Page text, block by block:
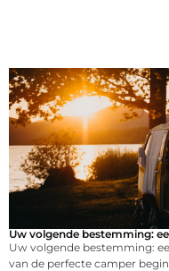
Uw volgende bestemming:
Uw volgende bestemming:
van de perfecte camper